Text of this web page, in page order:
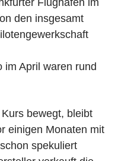
Flughafen im
den insgesamt
im April waren rund
bewegt, bleibt
einigen Monaten mit
spekuliert